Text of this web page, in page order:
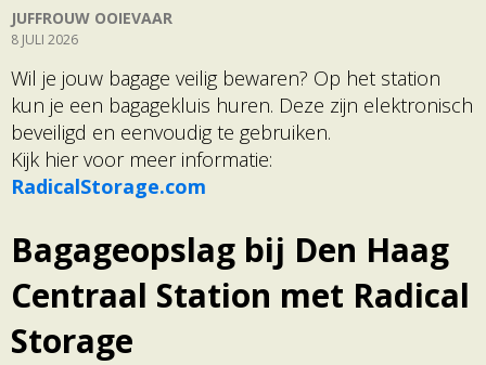
JUFFROUW OOIEVAAR
8 JULI 2026
Wil je jouw bagage veilig bewaren? Op het station
kun je een bagagekluis huren. Deze zijn elektronisch
beveiligd en eenvoudig te gebruiken.
Kijk hier voor meer informatie:
RadicalStorage.com
Bagageopslag bij Den Haag
Centraal Station met Radical
Storage